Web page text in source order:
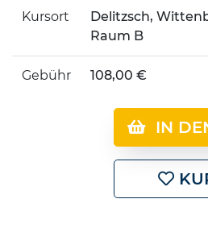
Kursort
Delitzsch,
Raum B
Gebühr 108,00 €
IN